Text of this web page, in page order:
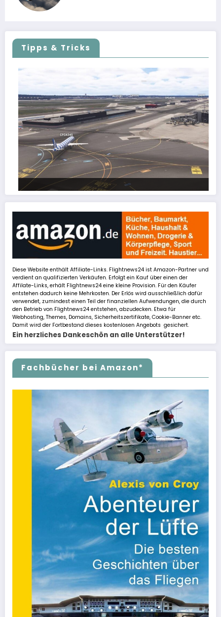
Tipps & Tricks
FSLTL Traffic: Tipps und Tricks, damit es klappt!
Diese Website enthält Affiliate-Links. Flightnews24 ist Amazon-Partner und
verdient an qualifizierten Verkäufen. Erfolgt ein Kauf über einen der
Affilate-Links, erhält Flightnews24 eine kleine Provision. Für den Käufer
entstehen dadurch keine Mehrkosten. Der Erlös wird ausschließlich dafür
verwendet, zumindest einen Teil der finanziellen Aufwendungen, die durch
den Betrieb von Flightnews24 entstehen, abzudecken. Etwa für
Webhosting, Themes, Domains, Sicherheitszertifikate, Cookie-Banner etc.
Damit wird der Fortbestand dieses kostenlosen Angebots gesichert.
Ein herzliches Dankeschön an alle Unterstützer!
Fachbücher bei Amazon*